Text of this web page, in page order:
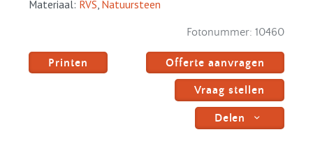
Materiaal: RVS Natuursteen
Fotonummer: 10460
Offerte aanvragen
Vraag stellen
Delen
Printen